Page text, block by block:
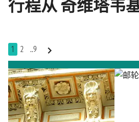
行程从 奇维塔韦
1 2 ..9